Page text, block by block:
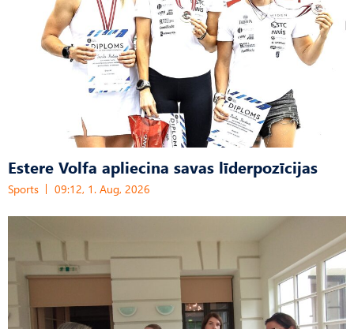
Estere Volfa apliecina savas līderpozīcijas
Sports 09:12, 1. Aug, 2026